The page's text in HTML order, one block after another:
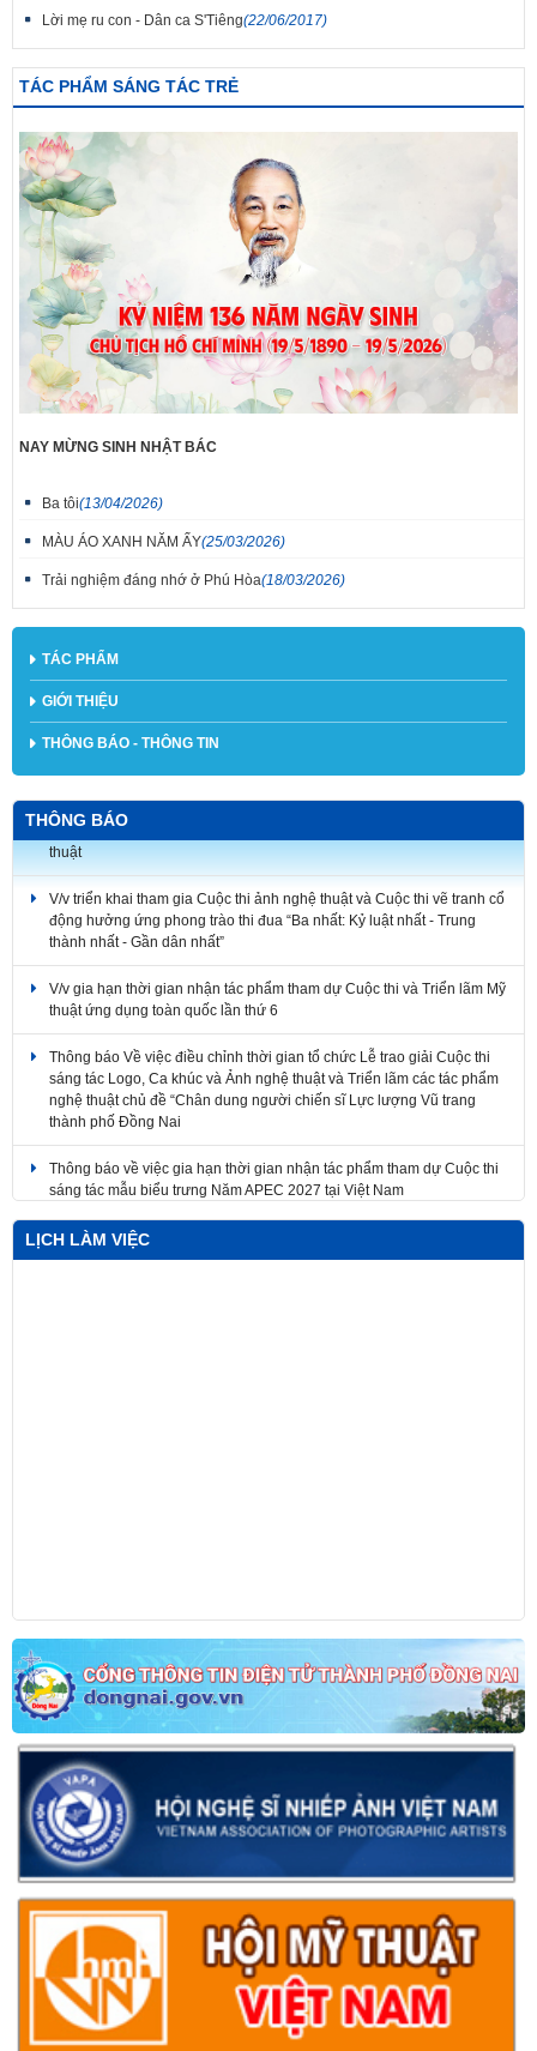
Lời mẹ ru con - Dân ca S'Tiêng(22/06/2017)
TÁC PHẨM SÁNG TÁC TRẺ
NAY MỪNG SINH NHẬT BÁC
Ba tôi(13/04/2026)
MÀU ÁO XANH NĂM ẤY(25/03/2026)
Trải nghiệm đáng nhớ ở Phú Hòa(18/03/2026)
TÁC PHẨM
GIỚI THIỆU
THÔNG BÁO - THÔNG TIN
THÔNG BÁO
V/v triển khai tham gia Cuộc thi ảnh nghệ thuật và Cuộc thi vẽ tranh cổ
động hưởng ứng phong trào thi đua “Ba nhất: Kỷ luật nhất - Trung
thành nhất - Gần dân nhất”
V/v gia hạn thời gian nhận tác phẩm tham dự Cuộc thi và Triển lãm Mỹ
thuật ứng dụng toàn quốc lần thứ 6
Thông báo Về việc điều chỉnh thời gian tổ chức Lễ trao giải Cuộc thi
sáng tác Logo, Ca khúc và Ảnh nghệ thuật và Triển lãm các tác phẩm
nghệ thuật chủ đề “Chân dung người chiến sĩ Lực lượng Vũ trang
thành phố Đồng Nai
Thông báo về việc gia hạn thời gian nhận tác phẩm tham dự Cuộc thi
sáng tác mẫu biểu trưng Năm APEC 2027 tại Việt Nam
Về việc điều chỉnh thời gian tổ chức Lễ trao giải Cuộc thi sáng tác
Logo, Ca khúc và Ảnh nghệ thuật và Triển lãm các tác phẩm nghệ
thuật
LỊCH LÀM VIỆC